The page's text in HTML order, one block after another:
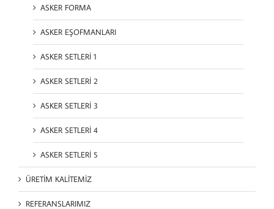
ASKER FORMA
ASKER EŞOFMANLARI
ASKER SETLERİ 1
ASKER SETLERİ 2
ASKER SETLERİ 3
ASKER SETLERİ 4
ASKER SETLERİ 5
ÜRETİM KALİTEMİZ
REFERANSLARIMIZ